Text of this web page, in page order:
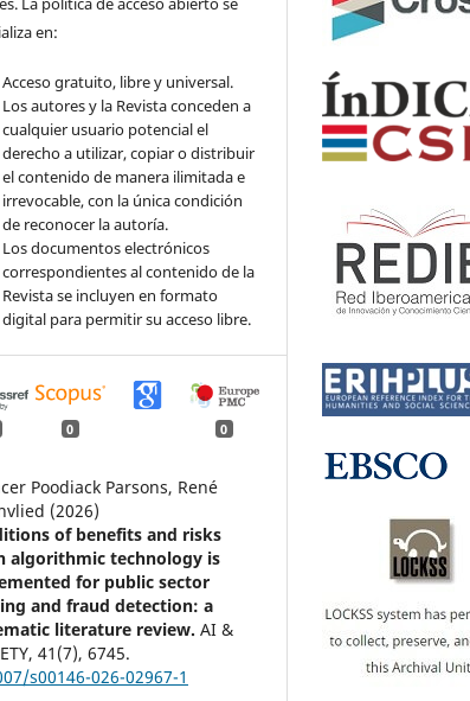
en:
Acceso gratuito, libre y universal.
Los autores y la Revista conceden a
cualquier usuario potencial el
derecho a utilizar, copiar o distribuir
el contenido de manera ilimitada e
irrevocable, con la única condición
de reconocer la autoría.
Los documentos electrónicos
correspondientes al contenido de la
Revista se incluyen en formato
digital para permitir su acceso libre.
0 0
Poodiack Parsons, René
(2026)
of benefits and risks
algorithmic technology is
for public sector
and fraud detection: a
literature review.AI &
41 (7),6745.
s00146-026-02967-1